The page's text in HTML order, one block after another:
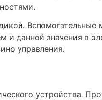
Вспомогательные
данной значения в
управления.
устройства.